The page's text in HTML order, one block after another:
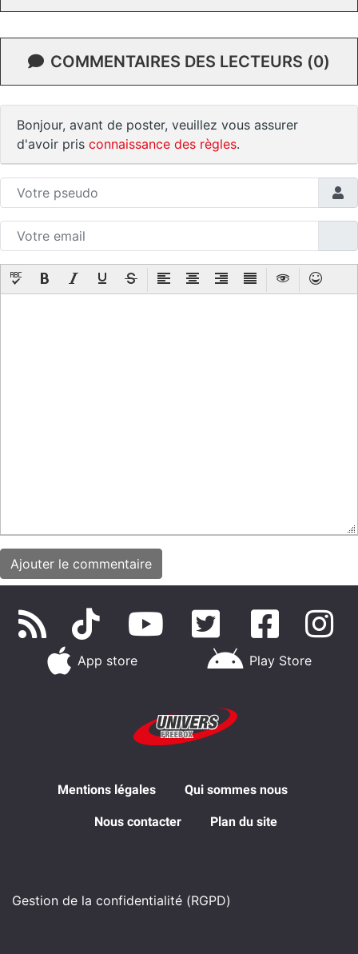
COMMENTAIRES DES LECTEURS (0)
Bonjour, avant de poster, veuillez vous assurer
d'avoir pris connaissance des règles.
App store Play Store
Mentions légales Qui sommes nous
Nous contacter Plan du site
Gestion de la confidentialité (RGPD)